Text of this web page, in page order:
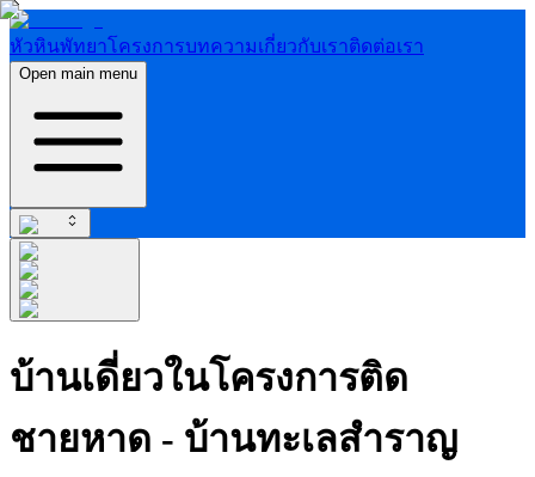
หัวหินพัทยาโครงการบทความเกี่ยวกับเราติดต่อเรา
Open main menu
บ้านเดี่ยวในโครงการติด
ชายหาด - บ้านทะเลสำราญ